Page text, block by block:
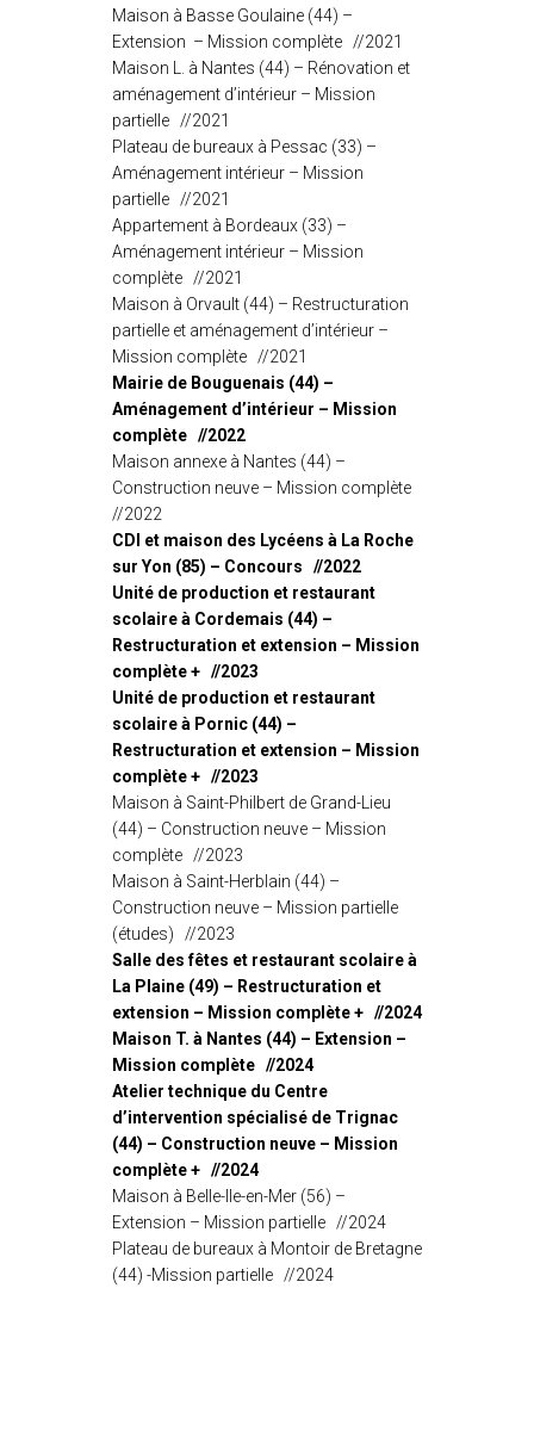
Maison à Basse Goulaine (44) –
Extension – Mission complète //2021
Maison L. à Nantes (44) – Rénovation et
aménagement d’intérieur – Mission
partielle //2021
Plateau de bureaux à Pessac (33) –
Aménagement intérieur – Mission
partielle //2021
Appartement à Bordeaux (33) –
Aménagement intérieur – Mission
complète //2021
Maison à Orvault (44) – Restructuration
partielle et aménagement d’intérieur –
Mission complète //2021
Mairie de Bouguenais (44) –
Aménagement d’intérieur – Mission
complète //2022
Maison annexe à Nantes (44) –
Construction neuve – Mission complète
//2022
CDI et maison des Lycéens à La Roche
sur Yon (85) – Concours //2022
Unité de production et restaurant
scolaire à Cordemais (44) –
Restructuration et extension – Mission
complète + //2023
Unité de production et restaurant
scolaire à Pornic (44) –
Restructuration et extension – Mission
complète + //2023
Maison à Saint-Philbert de Grand-Lieu
(44) – Construction neuve – Mission
complète //2023
Maison à Saint-Herblain (44) –
Construction neuve – Mission partielle
(études) //2023
Salle des fêtes et restaurant scolaire à
La Plaine (49) – Restructuration et
extension – Mission complète + //2024
Maison T. à Nantes (44) – Extension –
Mission complète //2024
Atelier technique du Centre
d’intervention spécialisé de Trignac
(44) – Construction neuve – Mission
complète + //2024
Maison à Belle-Ile-en-Mer (56) –
Extension – Mission partielle //2024
Plateau de bureaux à Montoir de Bretagne
(44) -Mission partielle //2024